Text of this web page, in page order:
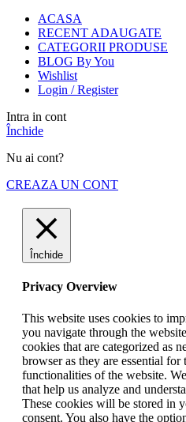
ACASA
RECENT ADAUGATE
CATEGORII PRODUSE
BLOG By You
Wishlist
Login / Register
Intra in cont
Închide
Nu ai cont?
CREAZA UN CONT
Închide
Privacy Overview
This website uses cookies to
you navigate through the
cookies that are categorized as
browser as they are essential
functionalities of the website.
that help us analyze and
These cookies will be stored in
consent. You also have the